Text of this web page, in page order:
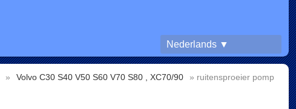
Nederlands ▼
» Volvo C30 S40 V50 S60 V70 S80 , XC70/90 » ruitensproeier pomp